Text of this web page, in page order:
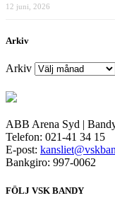
12 juni, 2026
Arkiv
Arkiv
ABB Arena Syd |
Telefon: 021-41 34 15
E-post:
Bankgiro: 997-0062
FÖLJ VSK BANDY